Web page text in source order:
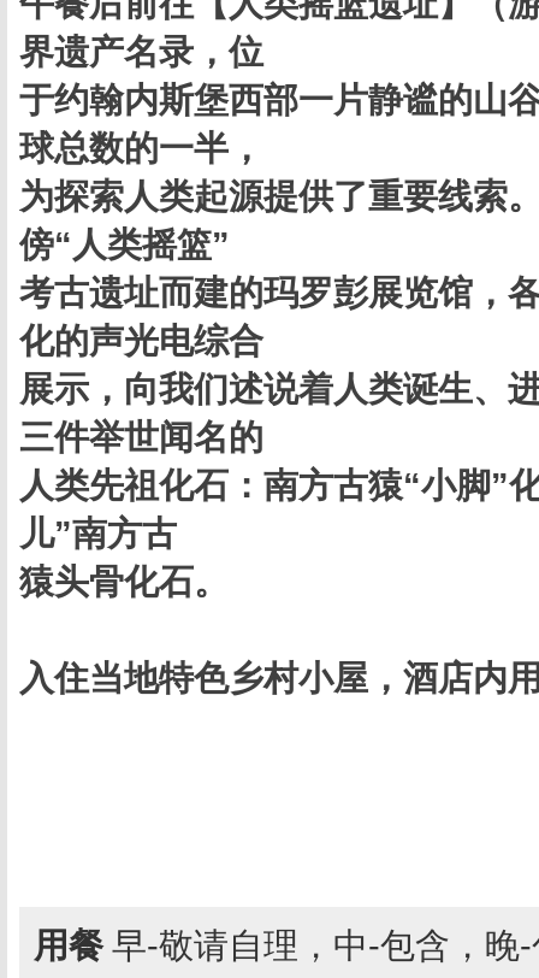
界遗产名录，位
于约翰内斯堡西部一片静谧的山
球总数的一半，
为探索人类起源提供了重要线索
傍“人类摇篮”
考古遗址而建的玛罗彭展览馆，
化的声光电综合
展示，向我们述说着人类诞生、
三件举世闻名的
人类先祖化石：南方古猿“小脚”
儿”南方古
猿头骨化石。
入住当地特色乡村小屋，酒店内
用餐 早-敬请自理，中-包含，晚